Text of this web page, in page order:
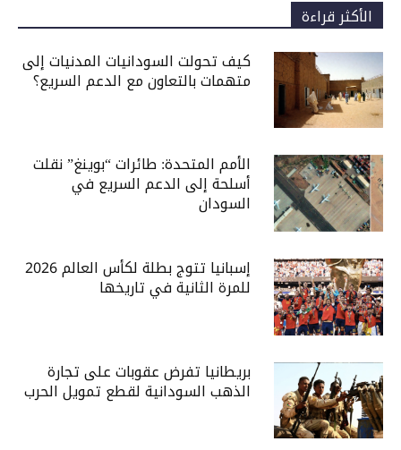
الأكثر قراءة
كيف تحولت السودانيات المدنيات إلى
متهمات بالتعاون مع الدعم السريع؟
الأمم المتحدة: طائرات “بوينغ” نقلت
أسلحة إلى الدعم السريع في
السودان
إسبانيا تتوج بطلة لكأس العالم 2026
للمرة الثانية في تاريخها
بريطانيا تفرض عقوبات على تجارة
الذهب السودانية لقطع تمويل الحرب